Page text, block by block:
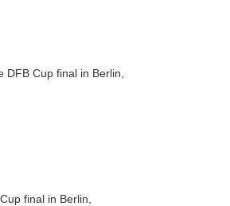
Cup final in Berlin,
final in Berlin,